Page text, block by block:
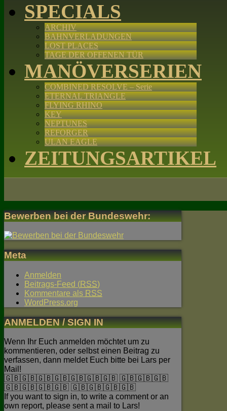
SPECIALS
ARCHIV
BAHNVERLADUNGEN
LOST PLACES
TAGE DER OFFENEN TÜR
MANÖVERSERIEN
COMBINED RESOLVE – Serie
ETERNAL TRIANGLE
FLYING RHINO
KEY
NEPTUNES
REFORGER
ULAN EAGLE
ZEITUNGSARTIKEL
Bewerben bei der Bundeswehr:
Meta
Anmelden
Beitrags-Feed (RSS)
Kommentare als RSS
WordPress.org
ANMELDEN / SIGN IN
Wenn Ihr Euch anmelden möchtet um zu
kommentieren, oder selbst einen Beitrag zu
verfassen, dann meldet Euch bitte bei Lars per
Mail!
🇬🇧🇬🇧🇬🇧🇬🇧🇬🇧🇬🇧🇬🇧 🇬🇧🇬🇧🇬🇧
🇬🇧🇬🇧🇬🇧🇬🇧 🇬🇧🇬🇧🇬🇧🇬🇧
If you want to sign in, to write a comment or an
own report, please sent a mail to Lars!